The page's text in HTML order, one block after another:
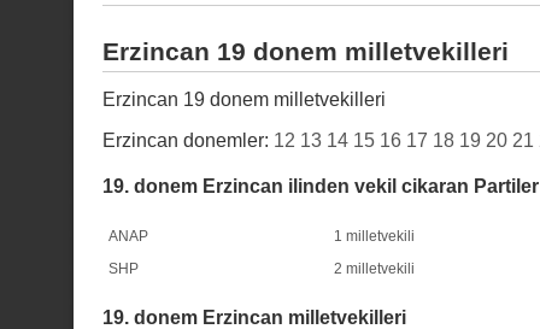
Erzincan 19 donem milletvekilleri
Erzincan 19 donem milletvekilleri
Erzincan donemler: 12 13 14 15 16 17 18 19 20 21
19. donem Erzincan ilinden vekil cikaran Partiler
ANAP
1 milletvekili
SHP
2 milletvekili
19. donem Erzincan milletvekilleri